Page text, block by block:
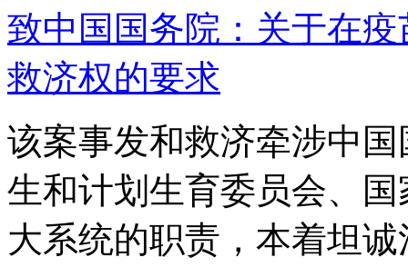
致中国国务院：关于在
救济权的要求
该案事发和救济牵涉中
生和计划生育委员会、
大系统的职责，本着坦